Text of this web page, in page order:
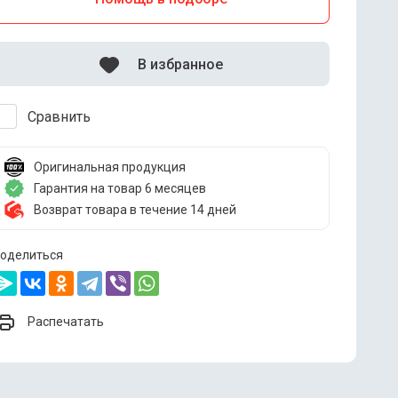
Сравнить
В избранное
Оригинальная продукция
Гарантия на товар 6 месяцев
Возврат товара в течение 14 дней
Распечатать